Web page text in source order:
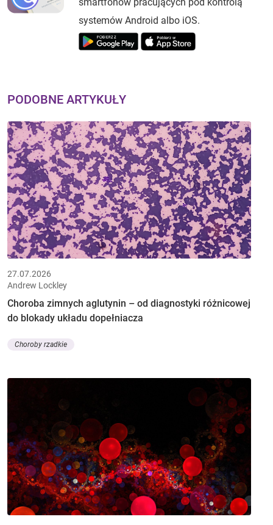
systemów Android albo iOS.
PODOBNE ARTYKUŁY
27.07.2026
Andrew Lockley
Choroba zimnych aglutynin – od diagnostyki różnicowej
do blokady układu dopełniacza
Choroby rzadkie